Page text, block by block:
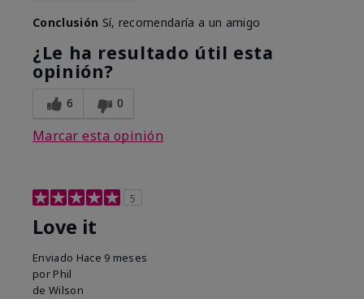
Conclusión Sí, recomendaría a un amigo
¿Le ha resultado útil esta
opinión?
6 0
Marcar esta opinión
5
Love it
Enviado Hace 9 meses
por Phil
de Wilson